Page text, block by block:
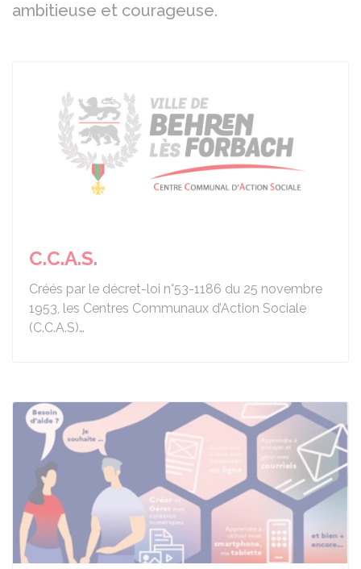
ambitieuse et courageuse.
C.C.A.S.
Créés par le décret-loi n°53-1186 du 25 novembre
1953, les Centres Communaux d’Action Sociale
(C.C.A.S)…